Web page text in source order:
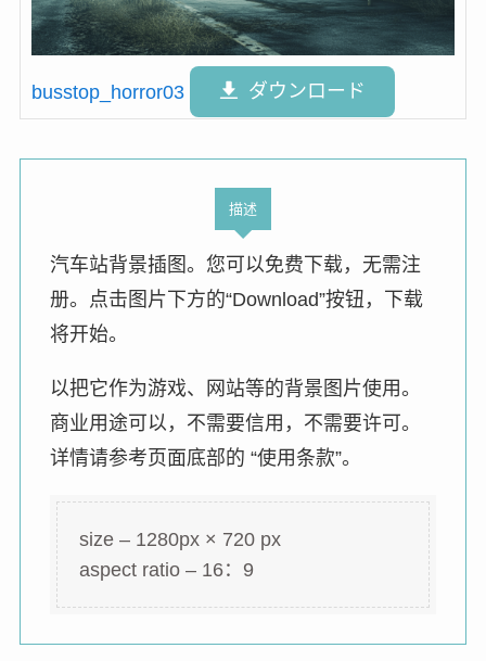
busstop_horror03 ダウンロード
描述
汽车站背景插图。您可以免费下载，无需注
册。点击图片下方的“Download”按钮，下载
将开始。
以把它作为游戏、网站等的背景图片使用。
商业用途可以，不需要信用，不需要许可。
详情请参考页面底部的 “使用条款”。
size – 1280px × 720 px
aspect ratio – 16：9